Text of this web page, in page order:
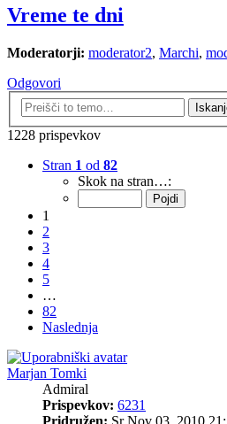
Vreme te dni
Moderatorji: moderator2, Marchi,
Odgovori
1228 prispevkov
Stran 1 od 82
Skok na stran…:
1
2
3
4
5
…
82
Naslednja
Marjan Tomki
Admiral
Prispevkov: 6231
Pridružen: Sr Nov 03, 2010